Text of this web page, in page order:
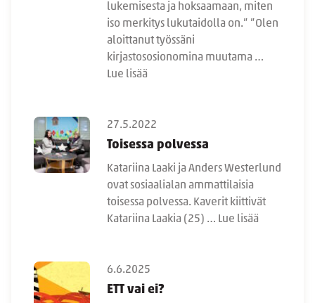
lukemisesta ja hoksaamaan, miten
iso merkitys lukutaidolla on.” ”Olen
aloittanut työssäni
kirjastososionomina muutama …
Lue lisää
27.5.2022
Toisessa polvessa
Katariina Laaki ja Anders Westerlund
ovat sosiaalialan ammattilaisia
toisessa polvessa. Kaverit kiittivät
Katariina Laakia (25) … Lue lisää
6.6.2025
ETT vai ei?